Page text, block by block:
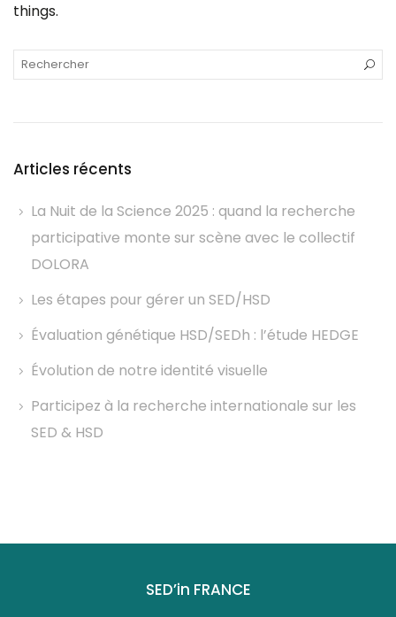
things.
Articles récents
La Nuit de la Science 2025 : quand la recherche
participative monte sur scène avec le collectif
DOLORA
Les étapes pour gérer un SED/HSD
Évaluation génétique HSD/SEDh : l’étude HEDGE
Évolution de notre identité visuelle
Participez à la recherche internationale sur les
SED & HSD
SED’in FRANCE